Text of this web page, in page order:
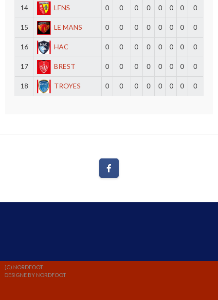
14 LENS 0 0 0 0 0 0 0 0
15 LE MANS 0 0 0 0 0 0 0 0
16 HAC 0 0 0 0 0 0 0 0
17 BREST 0 0 0 0 0 0 0 0
18 TROYES 0 0 0 0 0 0 0 0
(C) NORDFOOT
DESIGNE BY NORDFOOT